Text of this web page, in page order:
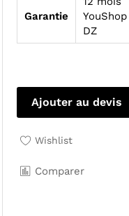
Garantie
YouShop
DZ
Ajouter au devis
Wishlist
Comparer